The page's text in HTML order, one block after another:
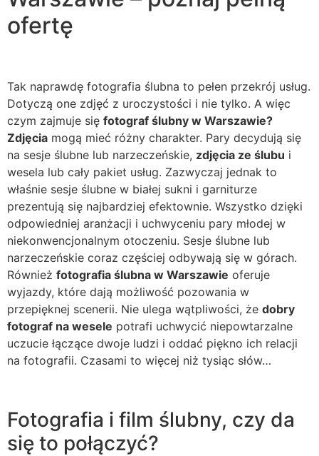
ofertę
Tak naprawdę fotografia ślubna to pełen przekrój usług.
Dotyczą one zdjęć z uroczystości i nie tylko. A więc
czym zajmuje się fotograf ślubny w Warszawie?
Zdjęcia mogą mieć różny charakter. Pary decydują się
na sesje ślubne lub narzeczeńskie, zdjęcia ze ślubu i
wesela lub cały pakiet usług. Zazwyczaj jednak to
właśnie sesje ślubne w białej sukni i garniturze
prezentują się najbardziej efektownie. Wszystko dzięki
odpowiedniej aranżacji i uchwyceniu pary młodej w
niekonwencjonalnym otoczeniu. Sesje ślubne lub
narzeczeńskie coraz częściej odbywają się w górach.
Również fotografia ślubna w Warszawie oferuje
wyjazdy, które dają możliwość pozowania w
przepięknej scenerii. Nie ulega wątpliwości, że dobry
fotograf na wesele potrafi uchwycić niepowtarzalne
uczucie łączące dwoje ludzi i oddać piękno ich relacji
na fotografii. Czasami to więcej niż tysiąc słów…
Fotografia i film ślubny, czy da
się to połączyć?